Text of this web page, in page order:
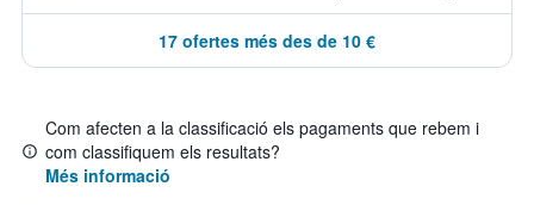
17 ofertes més des de 10 €
Com afecten a la classificació els pagaments que rebem i
com classifiquem els resultats?
Més informació